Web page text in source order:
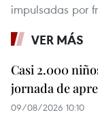
impulsadas por
VER MÁS
Casi 2.000
jornada de
09/08/2026 10:10